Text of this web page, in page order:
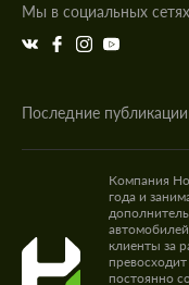
Мы в социальных
Последние
Компания
года и
клиенты за
постоянно